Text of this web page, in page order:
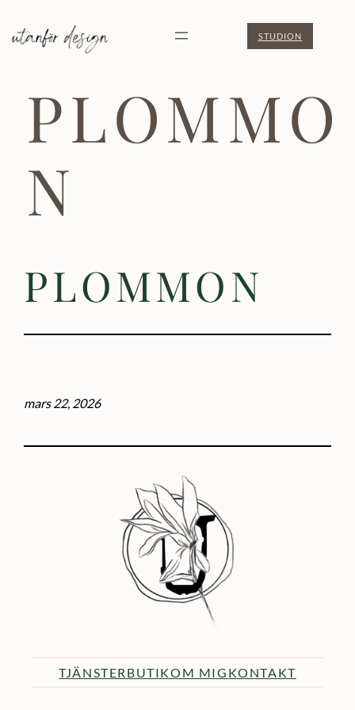
Hoppa
till
STUDION
PLOMMO
N
PLOMMON
mars 22, 2026
TJÄNSTER BUTIKOM MIG KONTAKT